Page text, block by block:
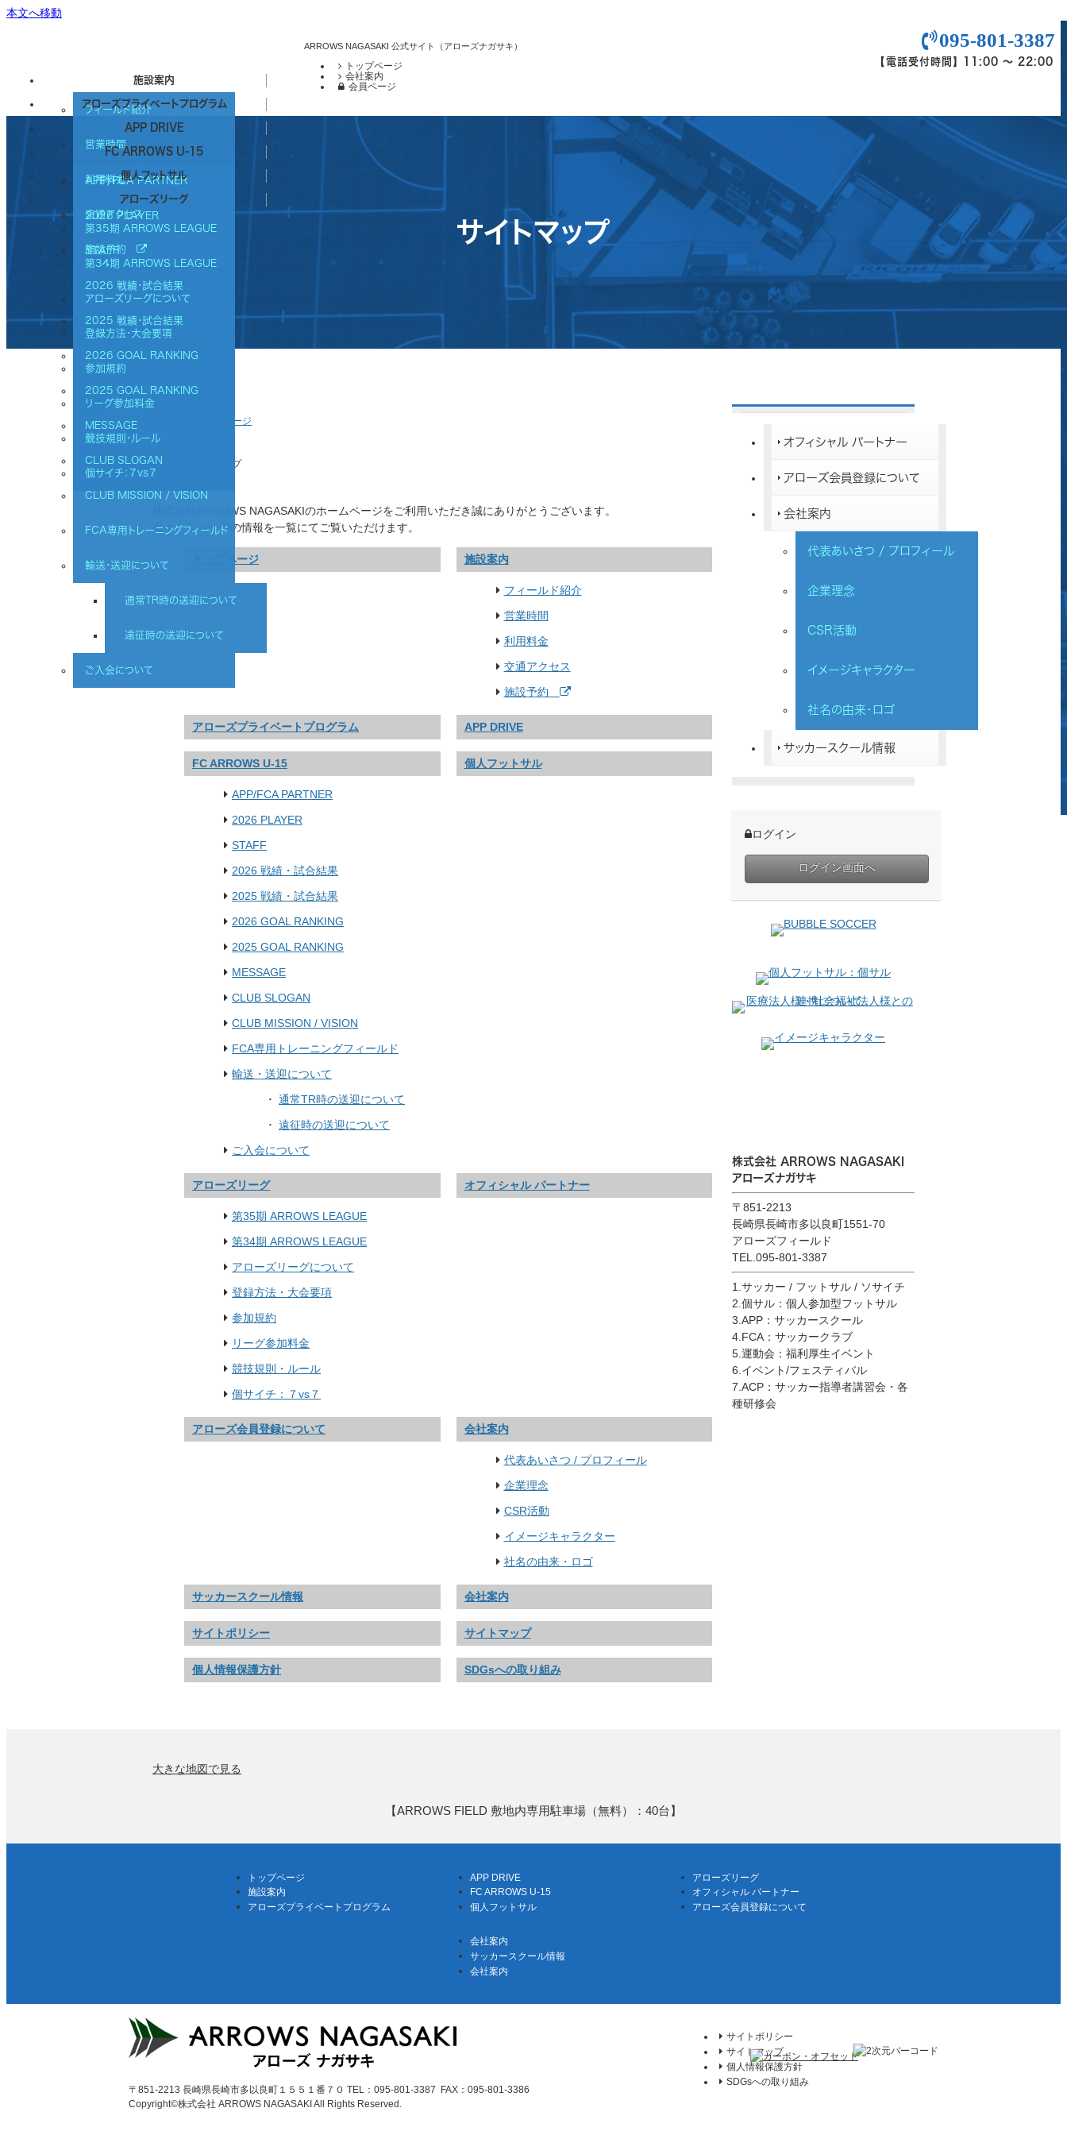
本文へ移動
ARROWS NAGASAKI 公式サイト（アローズナガサキ） 095-801-3387
【電話受付時間】 11:00 ～ 22:00
施設案内
フィールド紹介
営業時間
利用料金
交通アクセス
施設予約
アローズプライベートプログラム
APP DRIVE
FC ARROWS U-15
APP/FCA PARTNER
2026 PLAYER
STAFF
2026 戦績・試合結果
2025 戦績・試合結果
2026 GOAL RANKING
2025 GOAL RANKING
MESSAGE
CLUB SLOGAN
CLUB MISSION / VISION
FCA専用トレーニングフィールド
輸送・送迎について
通常TR時の送迎について
遠征時の送迎について
ご入会について
個人フットサル
アローズリーグ
第35期 ARROWS LEAGUE
第34期 ARROWS LEAGUE
アローズリーグについて
登録方法・大会要項
参加規約
リーグ参加料金
競技規則・ルール
個サイチ：７vs７
トップページ
会社案内
会員ページ
サイトマップ
トップページ
サイトマップ
株式会社ARROWS NAGASAKIのホームページをご利用いただき誠にありがとうございます。
当ホームページの情報を一覧にてご覧いただけます。
トップページ 施設案内
フィールド紹介
営業時間
利用料金
交通アクセス
施設予約
アローズプライベートプログラム APP DRIVE
FC ARROWS U-15
APP/FCA PARTNER
2026 PLAYER
STAFF
2026 戦績・試合結果
2025 戦績・試合結果
2026 GOAL RANKING
2025 GOAL RANKING
MESSAGE
CLUB SLOGAN
CLUB MISSION / VISION
FCA専用トレーニングフィールド
輸送・送迎について
・ 通常TR時の送迎について
・ 遠征時の送迎について
ご入会について
個人フットサル
アローズリーグ
第35期 ARROWS LEAGUE
第34期 ARROWS LEAGUE
アローズリーグについて
登録方法・大会要項
参加規約
リーグ参加料金
競技規則・ルール
個サイチ：７vs７
オフィシャル パートナー
アローズ会員登録について 会社案内
代表あいさつ / プロフィール
企業理念
CSR活動
イメージキャラクター
社名の由来・ロゴ
サッカースクール情報 会社案内
サイトポリシー サイトマップ
個人情報保護方針 SDGsへの取り組み
オフィシャル パートナー
アローズ会員登録について
会社案内
代表あいさつ / プロフィール
企業理念
CSR活動
イメージキャラクター
社名の由来・ロゴ
サッカースクール情報
ログイン
ログイン画面へ
株式会社 ARROWS NAGASAKI
アローズナガサキ
〒851-2213
長崎県長崎市多以良町1551-70
アローズフィールド
TEL.095-801-3387
1.サッカー / フットサル / ソサイチ
2.個サル：個人参加型フットサル
3.APP：サッカースクール
4.FCA：サッカークラブ
5.運動会：福利厚生イベント
6.イベント/フェスティバル
7.ACP：サッカー指導者講習会・各
種研修会
大きな地図で見る
【ARROWS FIELD 敷地内専用駐車場（無料）：40台】
トップページ
施設案内
アローズプライベートプログラム
APP DRIVE
FC ARROWS U-15
個人フットサル
アローズリーグ
オフィシャル パートナー
アローズ会員登録について
会社案内
サッカースクール情報
会社案内
〒851-2213 長崎県長崎市多以良町１５５１番７０ TEL：095-801-3387 FAX：095-801-3386
Copyright©株式会社 ARROWS NAGASAKI All Rights Reserved.
サイトポリシー
サイトマップ
個人情報保護方針
SDGsへの取り組み